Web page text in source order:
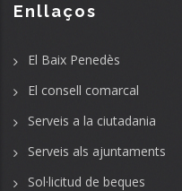
Enllaços
El Baix Penedès
El consell comarcal
Serveis a la ciutadania
Serveis als ajuntaments
Sol·licitud de beques